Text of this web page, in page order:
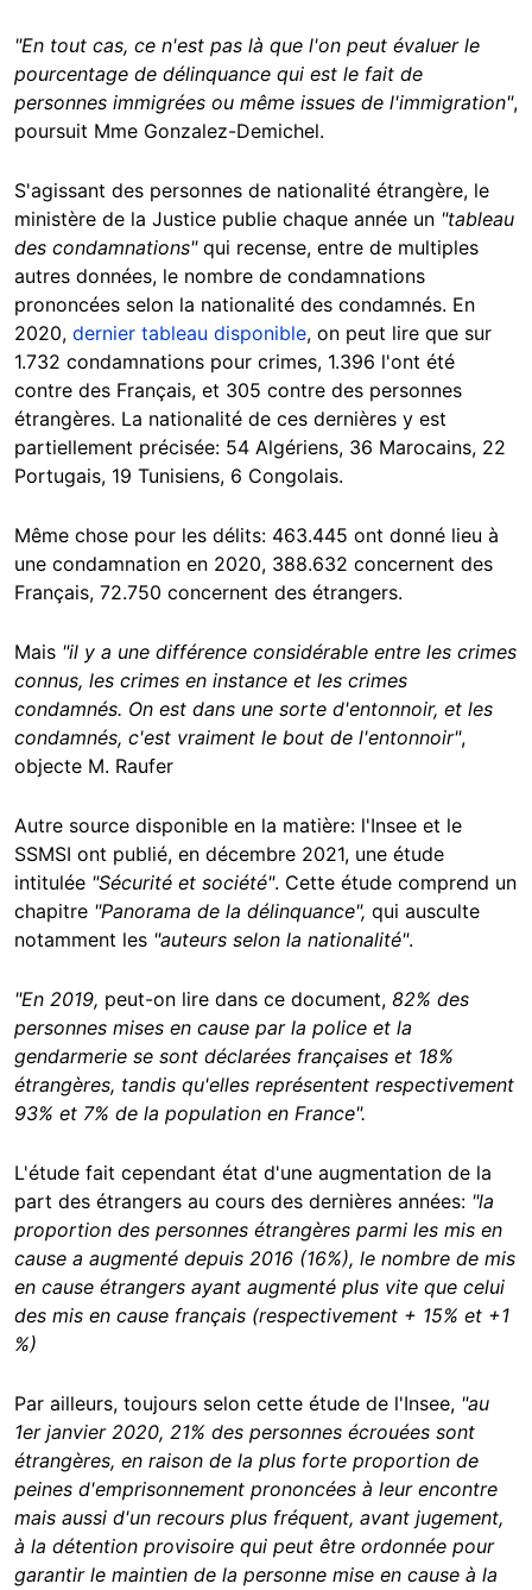
"En tout cas, ce n'est pas là que l'on peut évaluer le
pourcentage de délinquance qui est le fait de
personnes immigrées ou même issues de l'immigration",
poursuit Mme Gonzalez-Demichel.
S'agissant des personnes de nationalité étrangère, le
ministère de la Justice publie chaque année un "tableau
des condamnations"qui recense, entre de multiples
autres données, le nombre de condamnations
prononcées selon la nationalité des condamnés. En
2020, dernier tableau disponible, on peut lire que sur
1.732 condamnations pour crimes, 1.396 l'ont été
contre des Français, et 305 contre des personnes
étrangères. La nationalité de ces dernières y est
partiellement précisée: 54 Algériens, 36 Marocains, 22
Portugais, 19 Tunisiens, 6 Congolais.
Même chose pour les délits: 463.445 ont donné lieu à
une condamnation en 2020, 388.632 concernent des
Français, 72.750 concernent des étrangers.
Mais "il y a une différence considérable entre les crimes
connus, les crimes en instance et les crimes
condamnés. On est dans une sorte d'entonnoir, et les
condamnés, c'est vraiment le bout de l'entonnoir",
objecte M. Raufer
Autre source disponible en la matière: l'Insee et le
SSMSI ont publié, en décembre 2021, une étude
intitulée "Sécurité et société". Cette étude comprend un
chapitre "Panorama de la délinquance", qui ausculte
notamment les "auteurs selon la nationalité".
"En 2019, peut-on lire dans ce document, 82% des
personnes mises en cause par la police et la
gendarmerie se sont déclarées françaises et 18%
étrangères, tandis qu'elles représentent respectivement
93% et 7% de la population en France".
L'étude fait cependant état d'une augmentation de la
part des étrangers au cours des dernières années: "la
proportion des personnes étrangères parmi les mis en
cause a augmenté depuis 2016 (16%), le nombre de mis
en cause étrangers ayant augmenté plus vite que celui
des mis en cause français (respectivement + 15% et +1
%)
Par ailleurs, toujours selon cette étude de l'Insee, "au
1er janvier 2020, 21% des personnes écrouées sont
étrangères, en raison de la plus forte proportion de
peines d'emprisonnement prononcées à leur encontre
mais aussi d'un recours plus fréquent, avant jugement,
à la détention provisoire qui peut être ordonnée pour
garantir le maintien de la personne mise en cause à la